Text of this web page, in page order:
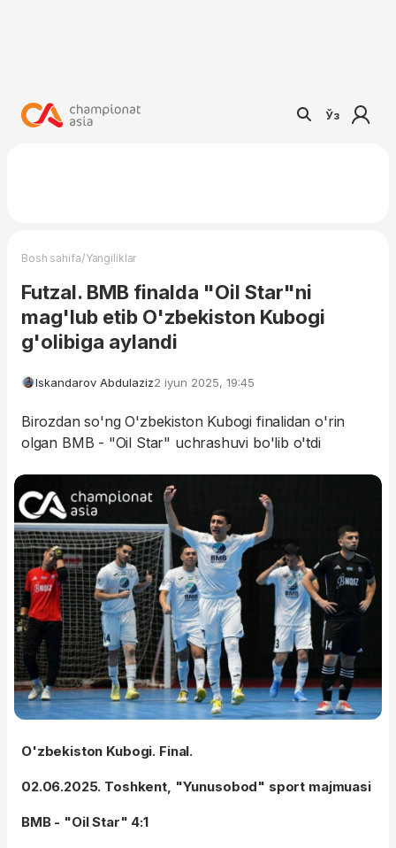
Ўз
Bosh sahifa/Yangiliklar
Futzal. BMB finalda "Oil Star"ni
mag'lub etib O'zbekiston Kubogi
g'olibiga aylandi
Iskandarov Abdulaziz2 iyun 2025, 19:45
Birozdan so'ng O'zbekiston Kubogi finalidan o'rin
olgan BMB - "Oil Star" uchrashuvi bo'lib o'tdi
O'zbekiston Kubogi. Final.
02.06.2025. Toshkent, "Yunusobod" sport majmuasi
BMB - "Oil Star" 4:1